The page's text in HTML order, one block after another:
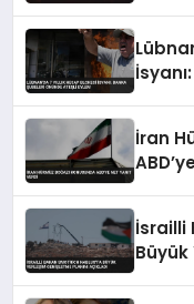
İran
İsrailli
Büyük